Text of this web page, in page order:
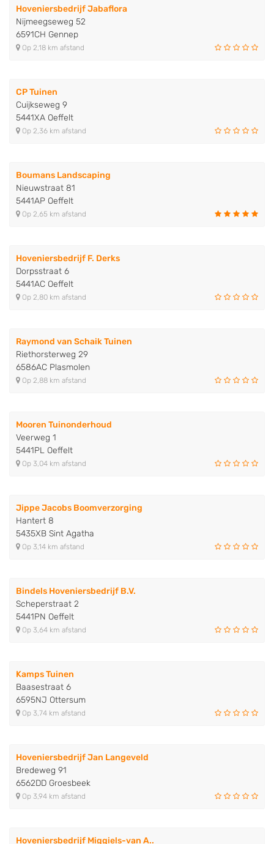
Hoveniersbedrijf Jabaflora
Nijmeegseweg 52
6591CH Gennep
Op 2,18 km afstand
CP Tuinen
Cuijkseweg 9
5441XA Oeffelt
Op 2,36 km afstand
Boumans Landscaping
Nieuwstraat 81
5441AP Oeffelt
Op 2,65 km afstand
Hoveniersbedrijf F. Derks
Dorpsstraat 6
5441AC Oeffelt
Op 2,80 km afstand
Raymond van Schaik Tuinen
Riethorsterweg 29
6586AC Plasmolen
Op 2,88 km afstand
Mooren Tuinonderhoud
Veerweg 1
5441PL Oeffelt
Op 3,04 km afstand
Jippe Jacobs Boomverzorging
Hantert 8
5435XB Sint Agatha
Op 3,14 km afstand
Bindels Hoveniersbedrijf B.V.
Scheperstraat 2
5441PN Oeffelt
Op 3,64 km afstand
Kamps Tuinen
Baasestraat 6
6595NJ Ottersum
Op 3,74 km afstand
Hoveniersbedrijf Jan Langeveld
Bredeweg 91
6562DD Groesbeek
Op 3,94 km afstand
Hoveniersbedrijf Miggiels-van A..